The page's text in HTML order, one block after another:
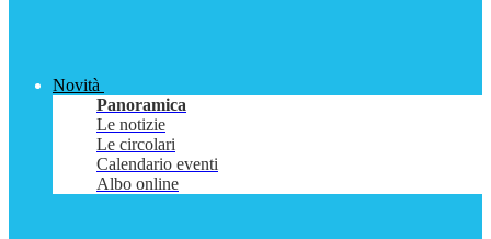
Novità
Panoramica
Le notizie
Le circolari
Calendario eventi
Albo online